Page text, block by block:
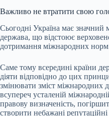
Важливо не втратити свою
Сьогодні Україна має значний
держава, що відстоює
дотримання міжнародних норм
Саме тому всередині країни
діяти відповідно до цих
змінювати зміст міжнародних
всупереч усталеній
правову визначеність,
створити небажані